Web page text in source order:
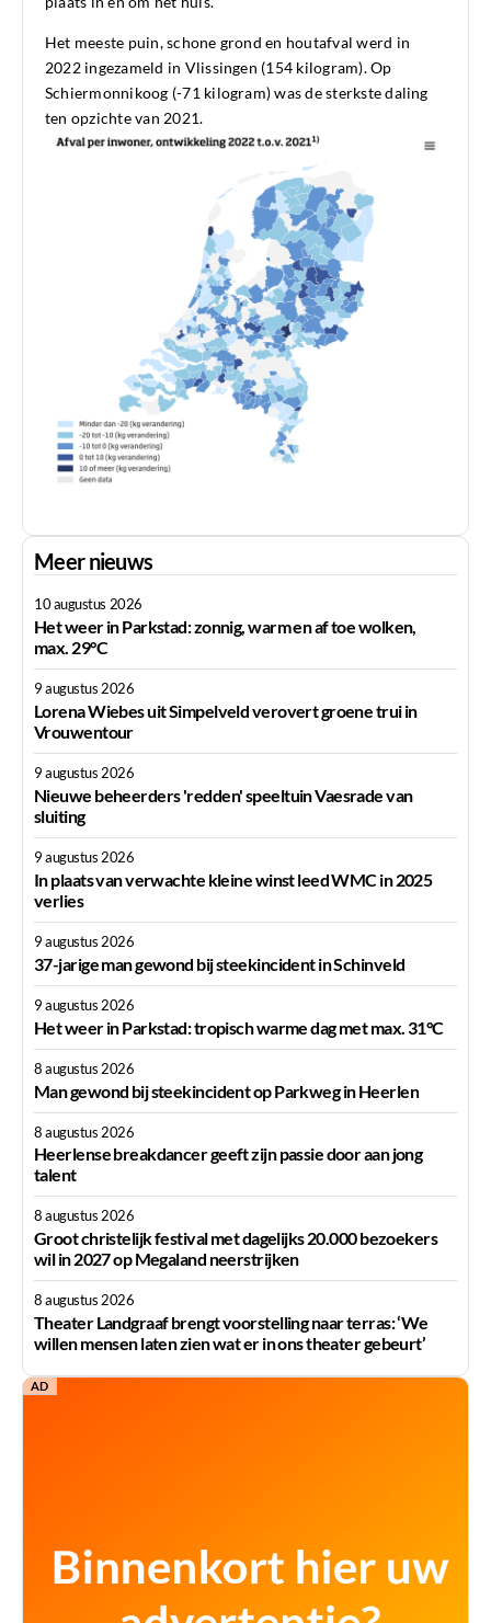
Het meeste puin, schone grond en houtafval werd in
2022 ingezameld in Vlissingen (154 kilogram). Op
Schiermonnikoog (-71 kilogram) was de sterkste daling
ten opzichte van 2021.
Meer nieuws
10 augustus 2026
Het weer in Parkstad: zonnig, warm en af toe wolken,
max. 29°C
9 augustus 2026
Lorena Wiebes uit Simpelveld verovert groene trui in
Vrouwentour
9 augustus 2026
Nieuwe beheerders 'redden' speeltuin Vaesrade van
sluiting
9 augustus 2026
In plaats van verwachte kleine winst leed WMC in 2025
verlies
9 augustus 2026
37-jarige man gewond bij steekincident in Schinveld
9 augustus 2026
Het weer in Parkstad: tropisch warme dag met max. 31°C
8 augustus 2026
Man gewond bij steekincident op Parkweg in Heerlen
8 augustus 2026
Heerlense breakdancer geeft zijn passie door aan jong
talent
8 augustus 2026
Groot christelijk festival met dagelijks 20.000 bezoekers
wil in 2027 op Megaland neerstrijken
8 augustus 2026
Theater Landgraaf brengt voorstelling naar terras: ‘We
willen mensen laten zien wat er in ons theater gebeurt’
AD